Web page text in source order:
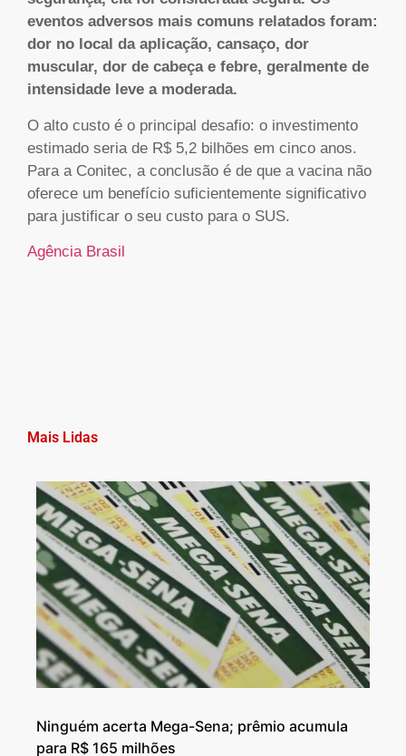
eventos adversos mais comuns relatados foram:
dor no local da aplicação, cansaço, dor
muscular, dor de cabeça e febre, geralmente de
intensidade leve a moderada.
O alto custo é o principal desafio: o investimento
estimado seria de R$ 5,2 bilhões em cinco anos.
Para a Conitec, a conclusão é de que a vacina não
oferece um benefício suficientemente significativo
para justificar o seu custo para o SUS.
Agência Brasil
Mais Lidas
Ninguém acerta Mega-Sena; prêmio acumula
para R$ 165 milhões